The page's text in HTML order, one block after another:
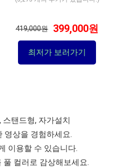
419,000원 399,000원
최저가 보러가기
탠드형, 자가설치
영상을 경험하세요.
이용할 수 있습니다.
컬러로 감상해보세요.